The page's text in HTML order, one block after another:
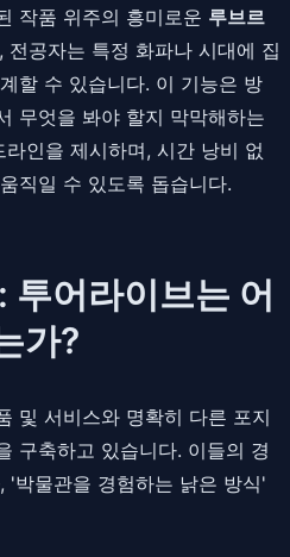
작품 위주의 흥미로운 루브르
전공자는 특정 화파나 시대에 집
할 수 있습니다. 이 기능은 방
무엇을 봐야 할지 막막해하는
인을 제시하며, 시간 낭비 없
직일 수 있도록 돕습니다.
투어라이브는 어
가?
및 서비스와 명확히 다른 포지
구축하고 있습니다. 이들의 경
'박물관을 경험하는 낡은 방식'